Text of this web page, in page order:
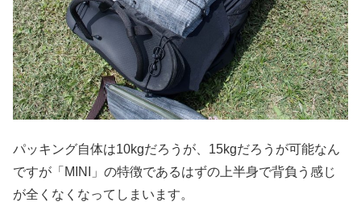
パッキング自体は10kgだろうが、15kgだろうが可能なん
ですが「MINI」の特徴であるはずの上半身で背負う感じ
が全くなくなってしまいます。